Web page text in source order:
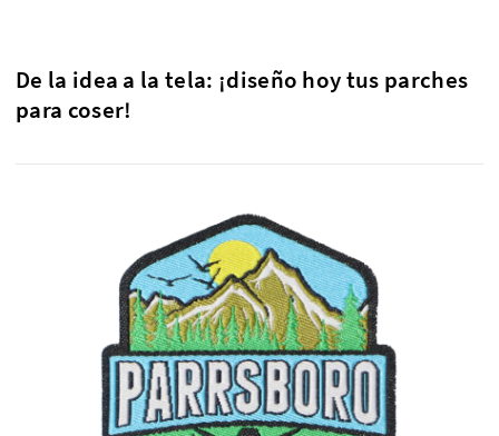
De la idea a la tela: ¡diseño hoy tus parches
para coser!